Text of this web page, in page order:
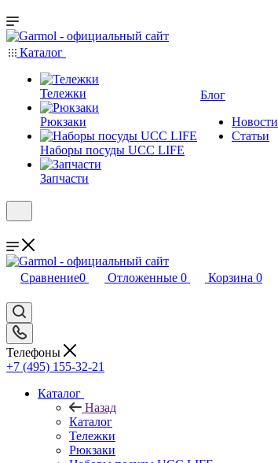
Каталог
Тележки
Рюкзаки
Наборы посуды UCC LIFE
Запчасти
Блог
Новости
Статьи
Сравнение0 Отложенные 0 Корзина 0
Телефоны
+7 (495) 155-32-21
Каталог
Назад
Каталог
Тележки
Рюкзаки